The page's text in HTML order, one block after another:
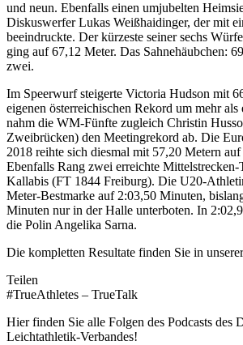
und neun. Ebenfalls einen umjubelten
Diskuswerfer Lukas Weißhaidinger, der mit
beeindruckte. Der kürzeste seiner sechs
ging auf 67,12 Meter. Das Sahnehäubchen:
zwei.
Im Speerwurf steigerte Victoria Hudson mit
eigenen österreichischen Rekord um mehr
nahm die WM-Fünfte zugleich Christin
Zweibrücken) den Meetingrekord ab. Die
2018 reihte sich diesmal mit 57,20 Metern
Ebenfalls Rang zwei erreichte Mittelstrecken-
Kallabis (FT 1844 Freiburg). Die U20-
Meter-Bestmarke auf 2:03,50 Minuten,
Minuten nur in der Halle unterboten. In
die Polin Angelika Sarna.
Die kompletten Resultate finden Sie in
Teilen
#TrueAthletes – TrueTalk
Hier finden Sie alle Folgen des Podcasts des
Leichtathletik-Verbandes!